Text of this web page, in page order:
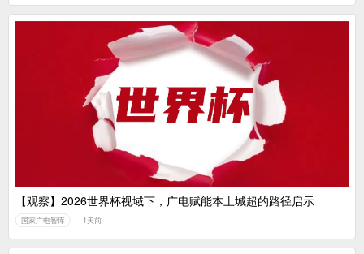
【观察】2026世界杯视域下，广电赋能本土城超的路径启示
国家广电智库 1天前